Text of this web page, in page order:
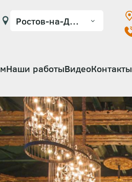
Наши работыВидеоКонтакты